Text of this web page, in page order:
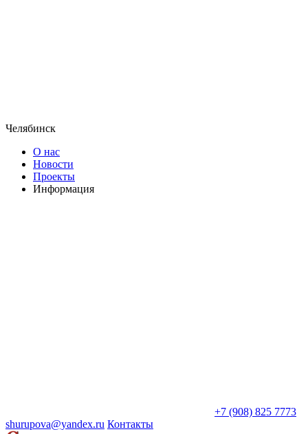
Челябинск
О нас
Новости
Проекты
Информация
+7 (908) 825 7773
shurupova@yandex.ru Контакты